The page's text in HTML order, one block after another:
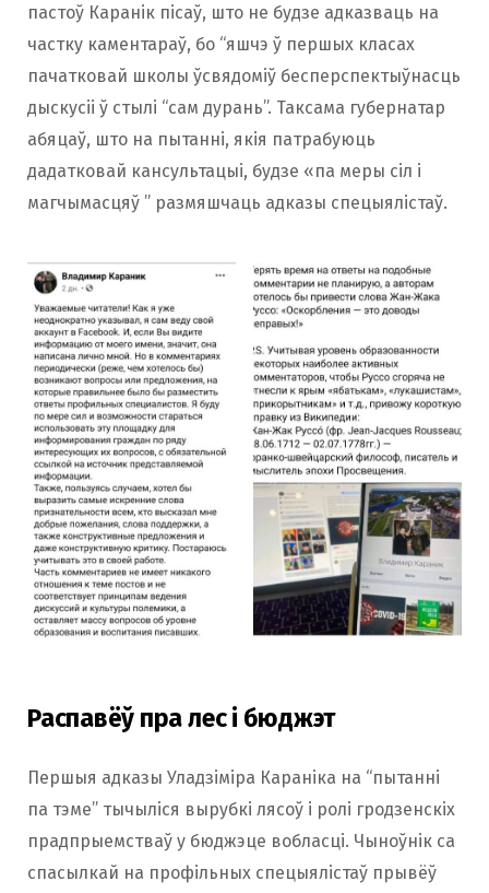
пастоў Каранік пісаў, што не будзе адказваць на
частку каментараў, бо “яшчэ ў першых класах
пачатковай школы ўсвядоміў бесперспектыўнасць
дыскусіі ў стылі “сам дурань”. Таксама губернатар
абяцаў, што на пытанні, якія патрабуюць
дадатковай кансультацыі, будзе «па меры сіл і
магчымасцяў ” размяшчаць адказы спецыялістаў.
Распавёў пра лес і бюджэт
Першыя адказы Уладзіміра Караніка на “пытанні
па тэме” тычыліся вырубкі лясоў і ролі гродзенскіх
прадпрыемстваў у бюджэце вобласці. Чыноўнік са
спасылкай на профільных спецыялістаў прывёў